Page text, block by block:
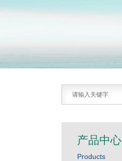
产品中心
Products